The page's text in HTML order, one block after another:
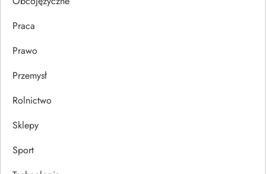
Praca
Prawo
Przemysł
Rolnictwo
Sklepy
Sport